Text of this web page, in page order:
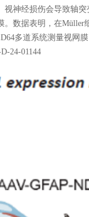
视神经损伤会导致轴
。数据表明，在
多道系统测量视网
24-01144